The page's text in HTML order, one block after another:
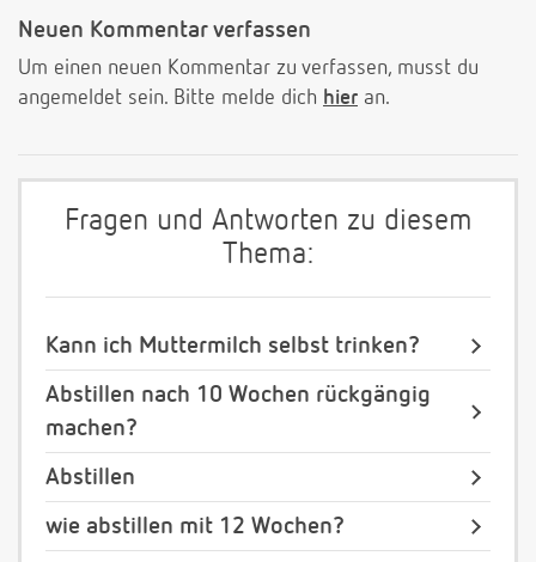
Neuen Kommentar verfassen
Um einen neuen Kommentar zu verfassen, musst du
angemeldet sein. Bitte melde dich hier an.
Fragen und Antworten zu diesem
Thema:
Kann ich Muttermilch selbst trinken?
Abstillen nach 10 Wochen rückgängig
machen?
Abstillen
wie abstillen mit 12 Wochen?